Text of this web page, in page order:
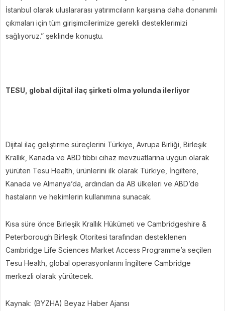
İstanbul olarak uluslararası yatırımcıların karşısına daha donanımlı
çıkmaları için tüm girişimcilerimize gerekli desteklerimizi
sağlıyoruz.” şeklinde konuştu.
TESU, global dijital ilaç şirketi olma yolunda ilerliyor
Dijital ilaç geliştirme süreçlerini Türkiye, Avrupa Birliği, Birleşik
Krallık, Kanada ve ABD tıbbi cihaz mevzuatlarına uygun olarak
yürüten Tesu Health, ürünlerini ilk olarak Türkiye, İngiltere,
Kanada ve Almanya’da, ardından da AB ülkeleri ve ABD’de
hastaların ve hekimlerin kullanımına sunacak.
Kısa süre önce Birleşik Krallık Hükümeti ve Cambridgeshire &
Peterborough Birleşik Otoritesi tarafından desteklenen
Cambridge Life Sciences Market Access Programme’a seçilen
Tesu Health, global operasyonlarını İngiltere Cambridge
merkezli olarak yürütecek.
Kaynak: (BYZHA) Beyaz Haber Ajansı